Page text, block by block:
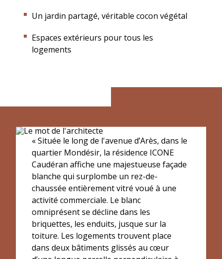
Un jardin partagé, véritable cocon végétal
Espaces extérieurs pour tous les
logements
« Située le long de l'avenue d’Arès, dans le
quartier Mondésir, la résidence ICONE
Caudéran affiche une majestueuse façade
blanche qui surplombe un rez-de-
chaussée entièrement vitré voué à une
activité commerciale. Le blanc
omniprésent se décline dans les
briquettes, les enduits, jusque sur la
toiture. Les logements trouvent place
dans deux bâtiments glissés au cœur